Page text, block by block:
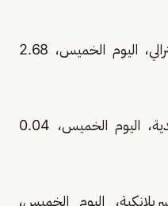
سعر الريال مقابل الدولار الأسترالي، اليوم الخميس، 2.68
سعر الريال مقابل الروبية الهندية، اليوم الخميس، 0.04
اليوم الخميس،